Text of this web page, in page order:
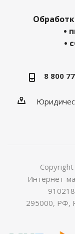
•
•
8 800
Интернет-
295000, РФ,